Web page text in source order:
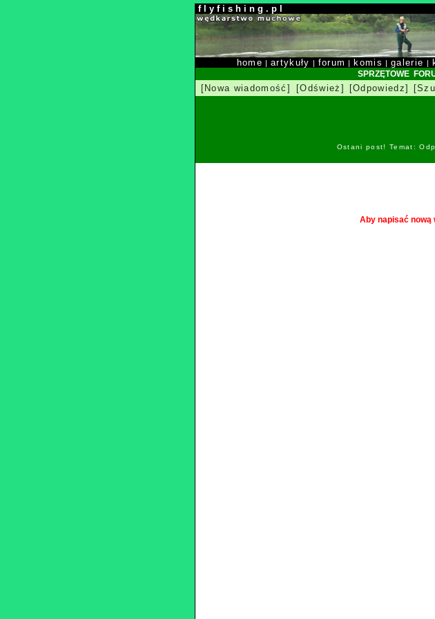
f l y f i s h i n g . p l
home |artykuły | forum | komis |galerie |
SPRZĘTOWE
[Nowa wiadomość] [Odśwież] [Odpowiedz]
Ostani post! Temat:
Aby napisać nową